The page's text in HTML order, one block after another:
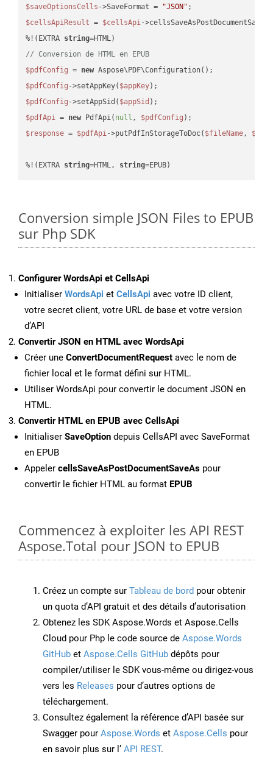
$saveOptionsCells ->SaveFormat = "JSON"
$cellsApiResult = $cellsApi-
%!(EXTRA string
// Conversion de HTML en EPUB
$pdfConfig = new
$pdfConfig ->setAppKey( $appKey
$pdfConfig ->setAppSid( $appSid
$pdfApi = new PdfApi( null , $pdfConfig
$response = $pdfApi->putPdfInStorageToDoc( $fileName,
%!(EXTRA string=HTML, string=EPUB)
Conversion simple JSON Files to EPUB
sur Php SDK
Configurer WordsApi et CellsApi
Initialiser WordsApi et CellsApi avec votre ID client,
votre secret client, votre URL de base et votre version
d’API
Convertir JSON en HTML avec WordsApi
Créer une ConvertDocumentRequest avec le nom de
fichier local et le format défini sur HTML.
Utiliser WordsApi pour convertir le document JSON en
HTML.
Convertir HTML en EPUB avec CellsApi
Initialiser SaveOption depuis CellsAPI avec SaveFormat
en EPUB
Appeler cellsSaveAsPostDocumentSaveAs pour
convertir le fichier HTML au format EPUB
Commencez à exploiter les API REST
Aspose.Total pour JSON to EPUB
Créez un compte sur Tableau de bord pour obtenir
un quota d’API gratuit et des détails d’autorisation
Obtenez les SDK Aspose.Words et Aspose.Cells
Cloud pour Php le code source de Aspose.Words
GitHub et Aspose.Cells GitHub dépôts pour
compiler/utiliser le SDK vous-même ou dirigez-vous
vers les Releases pour d’autres options de
téléchargement.
Consultez également la référence d’API basée sur
Swagger pour Aspose.Words et Aspose.Cells pour
en savoir plus sur l’ API REST.